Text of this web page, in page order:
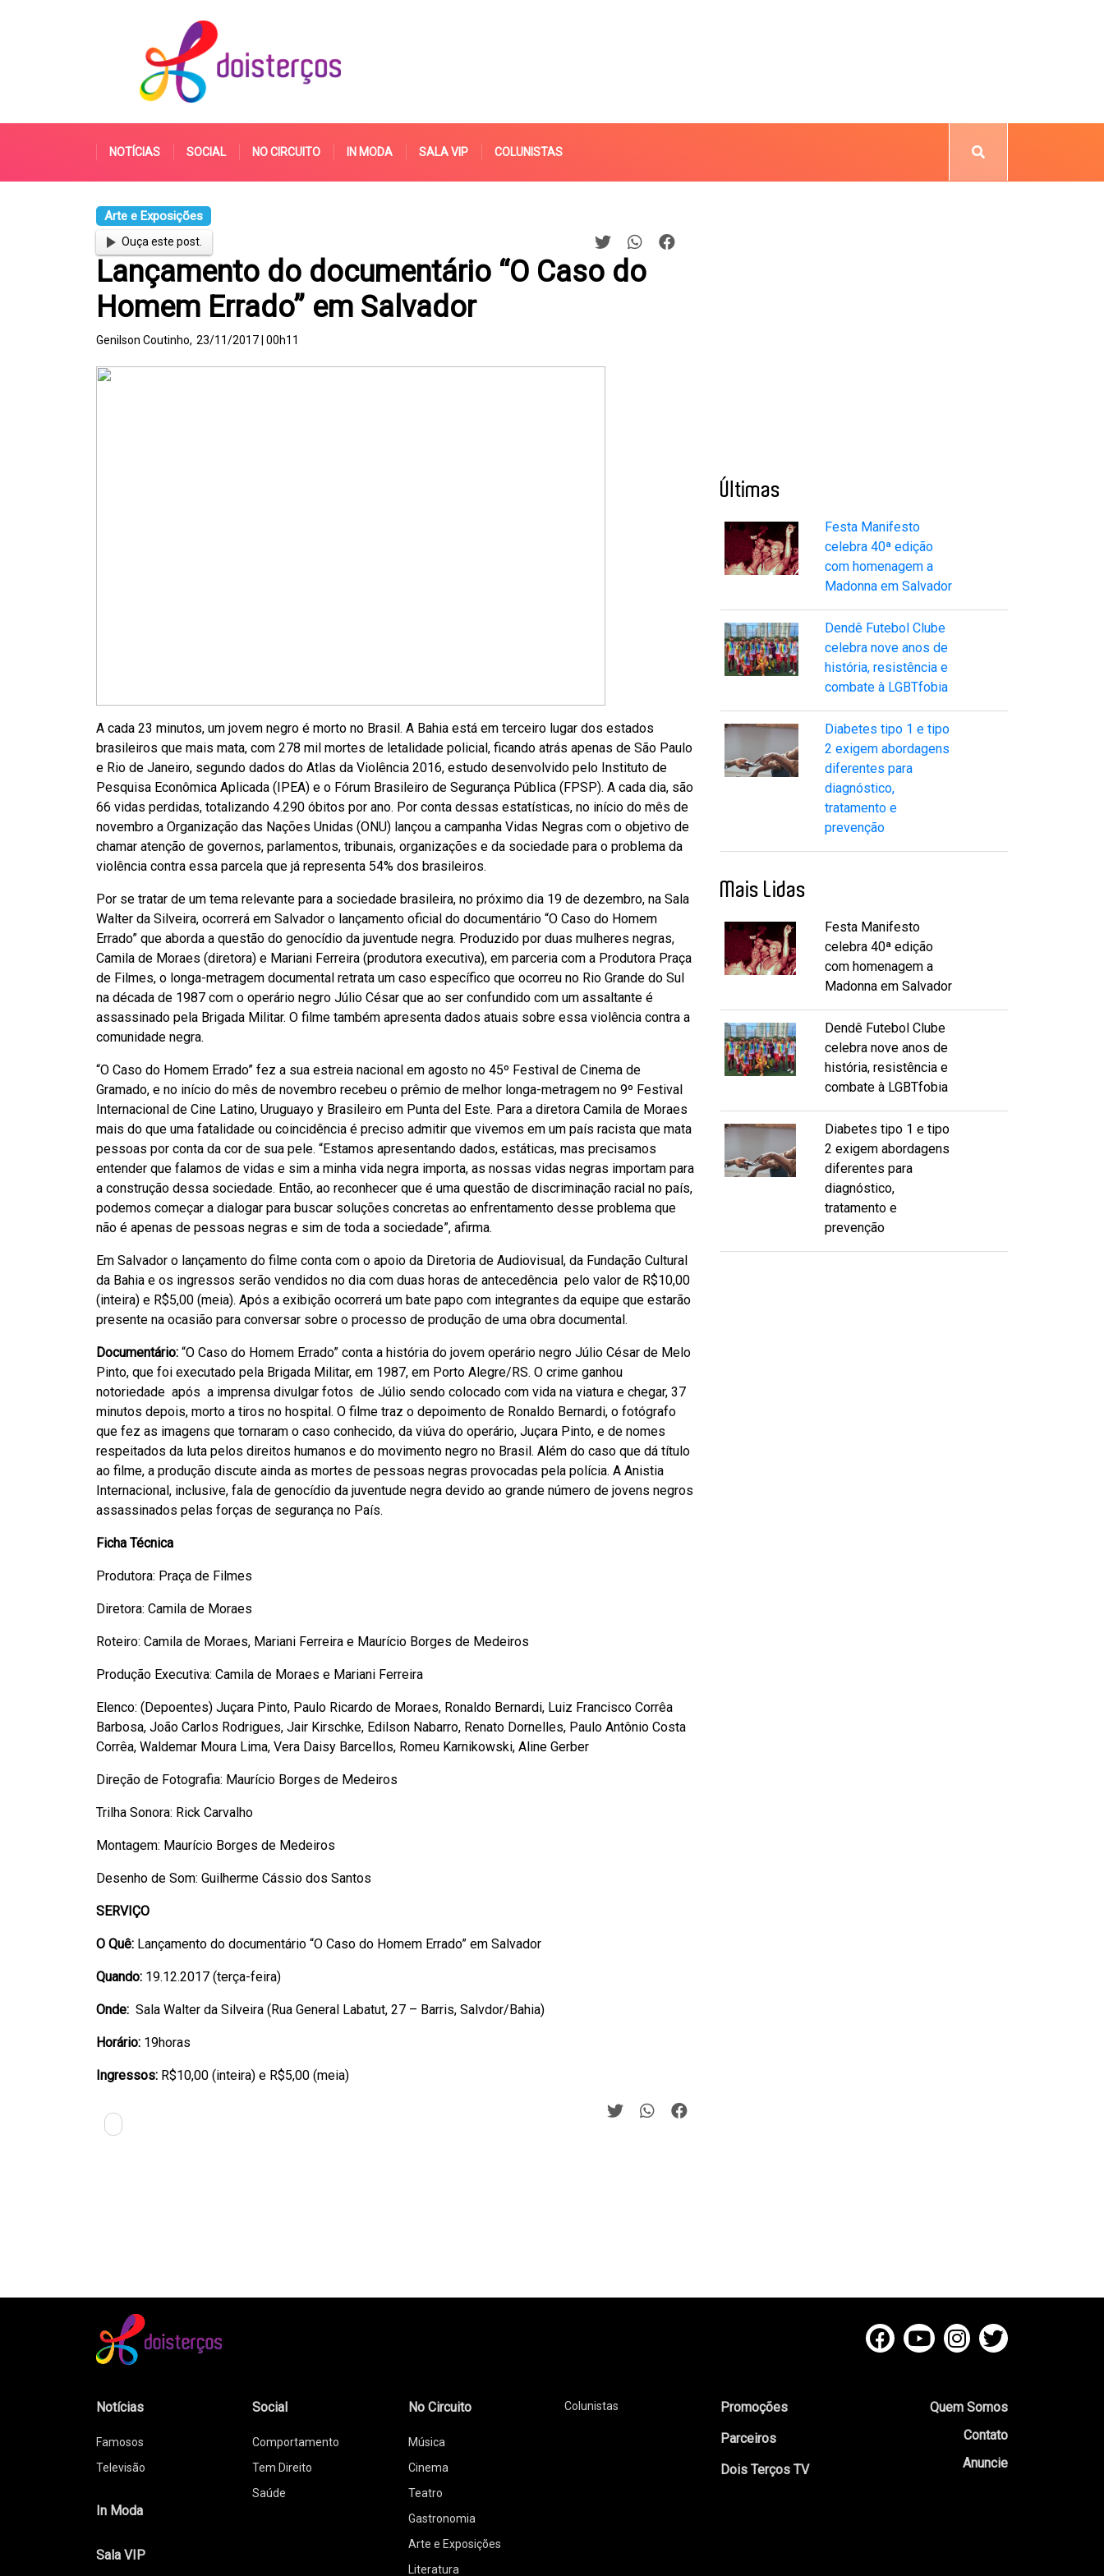
NOTÍCIAS SOCIAL NO CIRCUITO IN MODA SALA VIP COLUNISTAS
Arte e Exposições
Ouça este post.
Lançamento do documentário “O Caso do
Homem Errado” em Salvador
Genilson Coutinho, 23/11/2017 | 00h11
A cada 23 minutos, um jovem negro é morto no Brasil. A Bahia está em terceiro lugar dos estados
brasileiros que mais mata, com 278 mil mortes de letalidade policial, ficando atrás apenas de São Paulo
e Rio de Janeiro, segundo dados do Atlas da Violência 2016, estudo desenvolvido pelo Instituto de
Pesquisa Econômica Aplicada (IPEA) e o Fórum Brasileiro de Segurança Pública (FPSP). A cada dia, são
66 vidas perdidas, totalizando 4.290 óbitos por ano. Por conta dessas estatísticas, no início do mês de
novembro a Organização das Nações Unidas (ONU) lançou a campanha Vidas Negras com o objetivo de
chamar atenção de governos, parlamentos, tribunais, organizações e da sociedade para o problema da
violência contra essa parcela que já representa 54% dos brasileiros.
Por se tratar de um tema relevante para a sociedade brasileira, no próximo dia 19 de dezembro, na Sala
Walter da Silveira, ocorrerá em Salvador o lançamento oficial do documentário “O Caso do Homem
Errado” que aborda a questão do genocídio da juventude negra. Produzido por duas mulheres negras,
Camila de Moraes (diretora) e Mariani Ferreira (produtora executiva), em parceria com a Produtora Praça
de Filmes, o longa-metragem documental retrata um caso específico que ocorreu no Rio Grande do Sul
na década de 1987 com o operário negro Júlio César que ao ser confundido com um assaltante é
assassinado pela Brigada Militar. O filme também apresenta dados atuais sobre essa violência contra a
comunidade negra.
“O Caso do Homem Errado” fez a sua estreia nacional em agosto no 45º Festival de Cinema de
Gramado, e no início do mês de novembro recebeu o prêmio de melhor longa-metragem no 9º Festival
Internacional de Cine Latino, Uruguayo y Brasileiro em Punta del Este. Para a diretora Camila de Moraes
mais do que uma fatalidade ou coincidência é preciso admitir que vivemos em um país racista que mata
pessoas por conta da cor de sua pele. “Estamos apresentando dados, estáticas, mas precisamos
entender que falamos de vidas e sim a minha vida negra importa, as nossas vidas negras importam para
a construção dessa sociedade. Então, ao reconhecer que é uma questão de discriminação racial no país,
podemos começar a dialogar para buscar soluções concretas ao enfrentamento desse problema que
não é apenas de pessoas negras e sim de toda a sociedade”, afirma.
Em Salvador o lançamento do filme conta com o apoio da Diretoria de Audiovisual, da Fundação Cultural
da Bahia e os ingressos serão vendidos no dia com duas horas de antecedência pelo valor de R$10,00
(inteira) e R$5,00 (meia). Após a exibição ocorrerá um bate papo com integrantes da equipe que estarão
presente na ocasião para conversar sobre o processo de produção de uma obra documental.
Documentário: “O Caso do Homem Errado” conta a história do jovem operário negro Júlio César de Melo
Pinto, que foi executado pela Brigada Militar, em 1987, em Porto Alegre/RS. O crime ganhou
notoriedade após a imprensa divulgar fotos de Júlio sendo colocado com vida na viatura e chegar, 37
minutos depois, morto a tiros no hospital. O filme traz o depoimento de Ronaldo Bernardi, o fotógrafo
que fez as imagens que tornaram o caso conhecido, da viúva do operário, Juçara Pinto, e de nomes
respeitados da luta pelos direitos humanos e do movimento negro no Brasil. Além do caso que dá título
ao filme, a produção discute ainda as mortes de pessoas negras provocadas pela polícia. A Anistia
Internacional, inclusive, fala de genocídio da juventude negra devido ao grande número de jovens negros
assassinados pelas forças de segurança no País.
Ficha Técnica
Produtora: Praça de Filmes
Diretora: Camila de Moraes
Roteiro: Camila de Moraes, Mariani Ferreira e Maurício Borges de Medeiros
Produção Executiva: Camila de Moraes e Mariani Ferreira
Elenco: (Depoentes) Juçara Pinto, Paulo Ricardo de Moraes, Ronaldo Bernardi, Luiz Francisco Corrêa
Barbosa, João Carlos Rodrigues, Jair Kirschke, Edilson Nabarro, Renato Dornelles, Paulo Antônio Costa
Corrêa, Waldemar Moura Lima, Vera Daisy Barcellos, Romeu Karnikowski, Aline Gerber
Direção de Fotografia: Maurício Borges de Medeiros
Trilha Sonora: Rick Carvalho
Montagem: Maurício Borges de Medeiros
Desenho de Som: Guilherme Cássio dos Santos
SERVIÇO
O Quê: Lançamento do documentário “O Caso do Homem Errado” em Salvador
Quando: 19.12.2017 (terça-feira)
Onde: Sala Walter da Silveira (Rua General Labatut, 27 – Barris, Salvdor/Bahia)
Horário: 19horas
Ingressos: R$10,00 (inteira) e R$5,00 (meia)
Últimas
Festa Manifesto
celebra 40ª edição
com homenagem a
Madonna em Salvador
Dendê Futebol Clube
celebra nove anos de
história, resistência e
combate à LGBTfobia
Diabetes tipo 1 e tipo
2 exigem abordagens
diferentes para
diagnóstico,
tratamento e
prevenção
Mais Lidas
Festa Manifesto
celebra 40ª edição
com homenagem a
Madonna em Salvador
Dendê Futebol Clube
celebra nove anos de
história, resistência e
combate à LGBTfobia
Diabetes tipo 1 e tipo
2 exigem abordagens
diferentes para
diagnóstico,
tratamento e
prevenção
Notícias
Famosos
Televisão
In Moda
Sala VIP
Social
Comportamento
Tem Direito
Saúde
No Circuito
Música
Cinema
Teatro
Gastronomia
Arte e Exposições
Literatura
Colunistas
Promoções
Parceiros
Dois Terços TV
Quem Somos
Contato
Anuncie